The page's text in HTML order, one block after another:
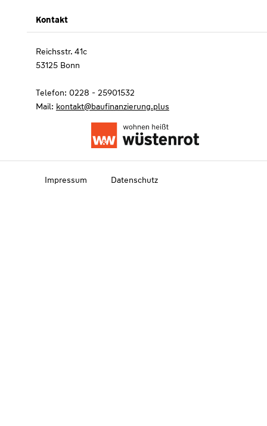
Kontakt
Reichsstr. 41c
53125 Bonn
Telefon: 0228 - 25901532
Mail: kontakt@baufinanzierung.plus
Impressum Datenschutz